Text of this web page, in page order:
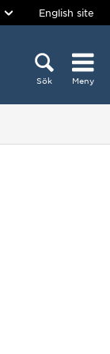
English site
Sök Meny